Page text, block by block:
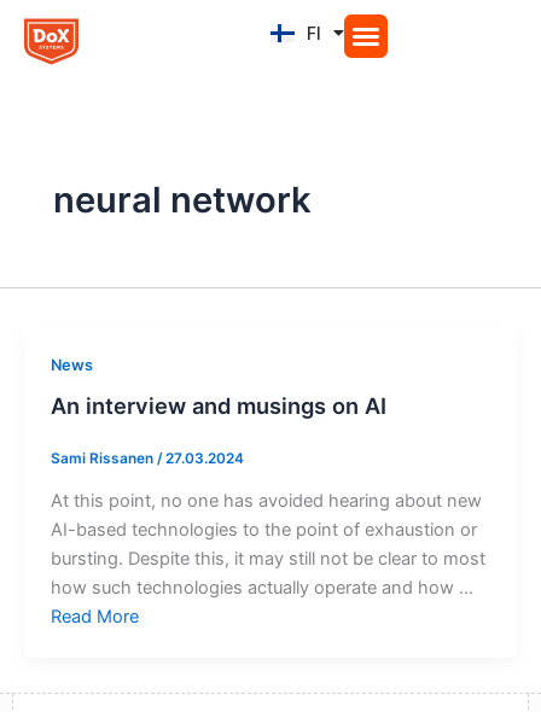
Siirry
sisältöön
FI
EN
neural network
News
An interview and musings on AI
Sami Rissanen /27.03.2024
At this point, no one has avoided hearing about new
AI-based technologies to the point of exhaustion or
bursting. Despite this, it may still not be clear to most
how such technologies actually operate and how …
Read More